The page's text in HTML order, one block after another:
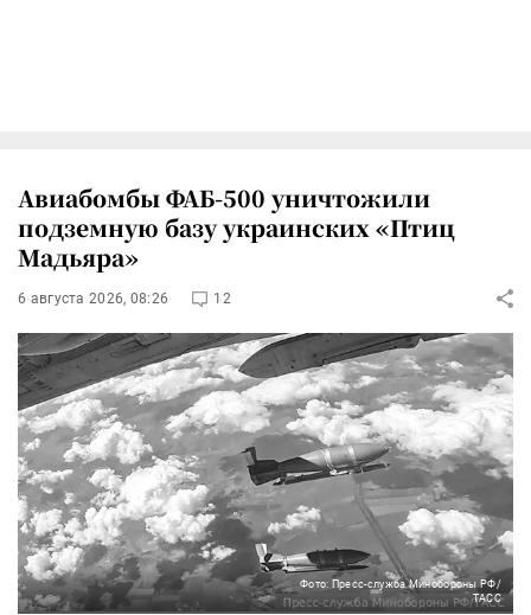
Авиабомбы ФАБ-500 уничтожили
подземную базу украинских «Птиц
Мадьяра»
6 августа 2026, 08:26 12
Фото: Пресс-служба Минобороны РФ/
ТАСС